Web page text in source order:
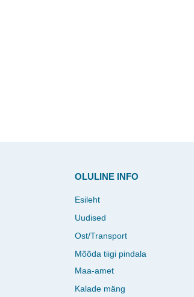
OLULINE INFO
Esileht
Uudised
Ost/Transport
Mõõda tiigi pindala
Maa-amet
Kalade mäng